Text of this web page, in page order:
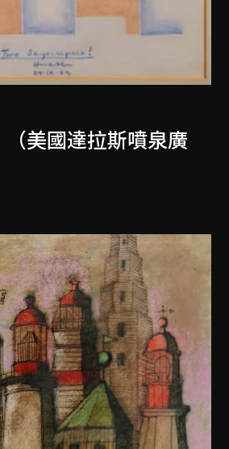
美國達拉斯噴泉廣